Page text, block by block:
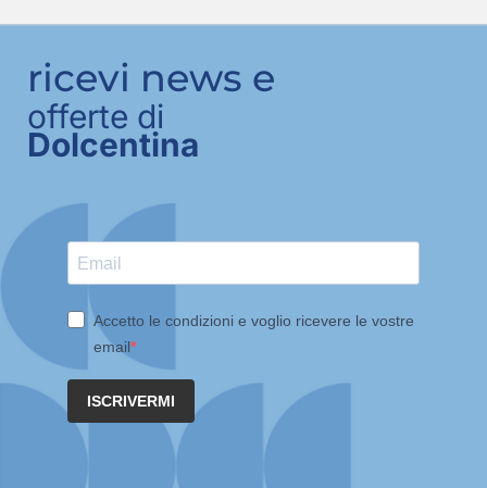
ricevi news e
offerte di
Dolcentina
Accetto le condizioni e voglio ricevere le vostre
email
ISCRIVERMI